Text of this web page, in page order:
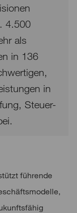
4.500
als
in 136
in
Steuer-
führende